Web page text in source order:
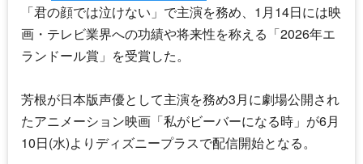
「君の顔では泣けない」で主演を務め、1月14日には映
画・テレビ業界への功績や将来性を称える「2026年エ
ランドール賞」を受賞した。
芳根が日本版声優として主演を務め3月に劇場公開され
たアニメーション映画「私がビーバーになる時」が6月
10日(水)よりディズニープラスで配信開始となる。